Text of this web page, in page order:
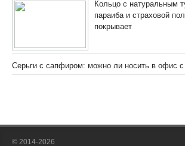
Кольцо с натуральным
параиба и страховой
покрывает
Серьги с сапфиром: можно ли носить в офис с
© 2014-2026